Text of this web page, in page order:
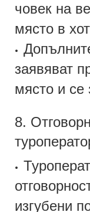
човек на
място в
•
заявяват
място и се
8.
•
изгубени